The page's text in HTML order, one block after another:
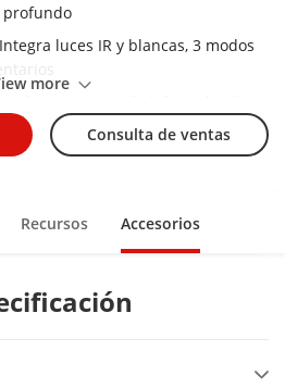
profundo
luces IR y blancas, 3 modos
fuerte luz de fondo gracias a la
eficiente H.265+
para una fácil instalación y
(IP67) y a los vándalos (IK10)
more
Consulta de ventas
Recursos Accesorios